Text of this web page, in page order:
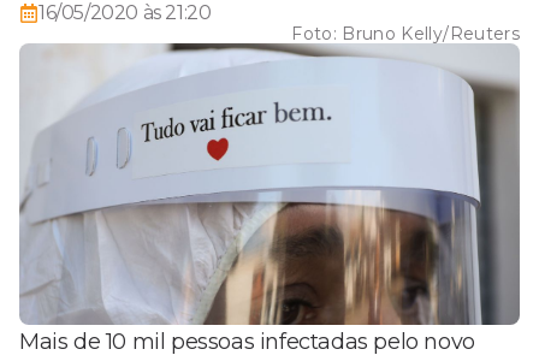
16/05/2020 às 21:20
Foto: Bruno Kelly/Reuters
Mais de 10 mil pessoas infectadas pelo novo